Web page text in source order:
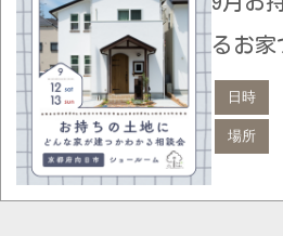
るお家
日時
場所